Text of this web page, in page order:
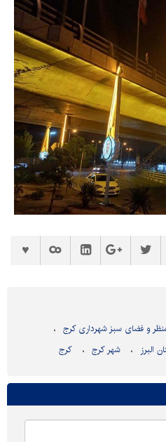
و فضای سبز شهرداری کرج
البرز شهر کرج کرج